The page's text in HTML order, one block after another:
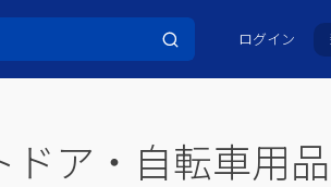
ログイン
ドア・自転車用品